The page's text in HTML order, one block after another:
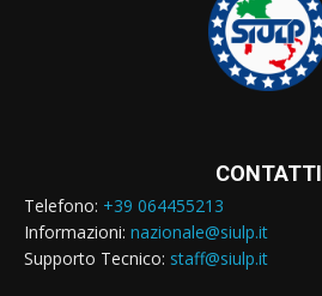
CONTATTI
Telefono: +39 064455213
Informazioni: nazionale@siulp.it
Supporto Tecnico: staff@siulp.it